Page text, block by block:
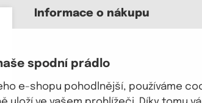
spodní prádlo
e-shopu pohodlnější, používáme
Informace o nákupu
Kariéra
Doprava, platba
Velkoobchod